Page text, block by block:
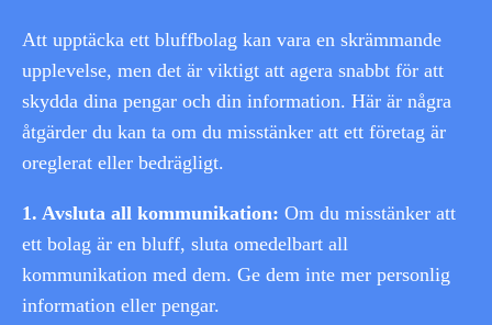
Att upptäcka ett bluffbolag kan vara en skrämmande
upplevelse, men det är viktigt att agera snabbt för att
skydda dina pengar och din information. Här är några
åtgärder du kan ta om du misstänker att ett företag är
oreglerat eller bedrägligt.
1. Avsluta all kommunikation: Om du misstänker att
ett bolag är en bluff, sluta omedelbart all
kommunikation med dem. Ge dem inte mer personlig
information eller pengar.